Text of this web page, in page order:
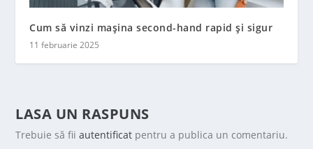
Cum să vinzi mașina second-hand rapid și sigur
11 februarie 2025
LASA UN RASPUNS
Trebuie să fiiautentificat pentru a publica un comentariu.